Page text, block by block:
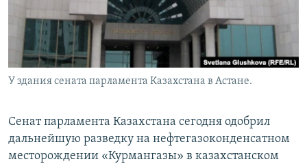
У здания сената парламента Казахстана в Астане.
Сенат парламента Казахстана сегодня одобрил
дальнейшую разведку на нефтегазоконденсатном
месторождении «Курмангазы» в казахстанском